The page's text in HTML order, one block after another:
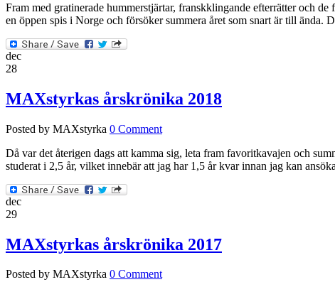
Fram med gratinerade hummerstjärtar, franskklingande efterrätter och
en öppen spis i Norge och försöker summera året som snart är till
dec
28
MAXstyrkas årskrönika 2018
Posted by MAXstyrka 0 Comment
Då var det återigen dags att kamma sig, leta fram favoritkavajen och
studerat i 2,5 år, vilket innebär att jag har 1,5 år kvar innan jag kan
dec
29
MAXstyrkas årskrönika 2017
Posted by MAXstyrka 0 Comment